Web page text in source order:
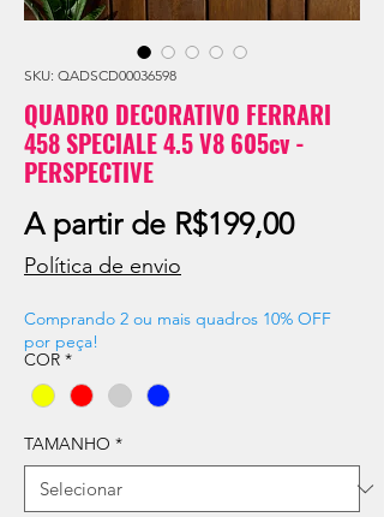
SKU: QADSCD00036598
QUADRO DECORATIVO FERRARI
458 SPECIALE 4.5 V8 605cv -
PERSPECTIVE
A partir de R$199,00Preço
Política de envio
Comprando 2 ou mais quadros 10% OFF
por peça!
COR *
TAMANHO *